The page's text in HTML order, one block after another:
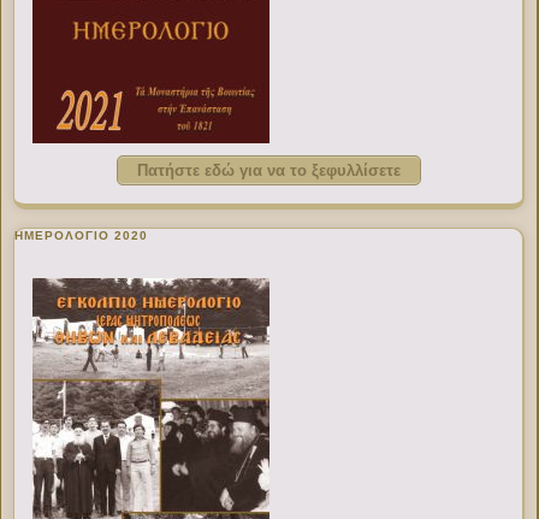
Πατήστε εδώ για να το ξεφυλλίσετε
ΗΜΕΡΟΛΟΓΙΟ 2020